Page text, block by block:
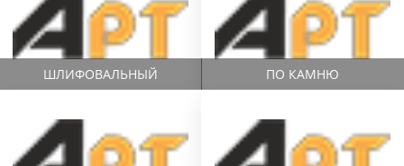
ШЛИФОВАЛЬНЫЙ ПО КАМНЮ